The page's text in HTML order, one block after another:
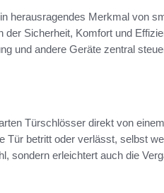
herausragendes Merkmal von
Sicherheit, Komfort und
und andere Geräte zentral
Türschlösser direkt von
Tür betritt oder verlässt, selbst
sondern erleichtert auch die